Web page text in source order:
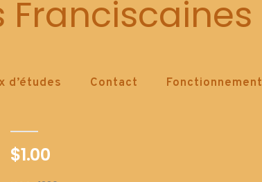
Franciscaines
d’études Contact Fonctionnement
1236
$1.00